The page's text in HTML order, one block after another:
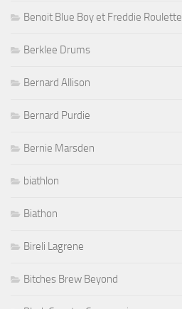
Benoit Blue Boy et Freddie Roulette
Berklee Drums
Bernard Allison
Bernard Purdie
Bernie Marsden
biathlon
Biathon
Bireli Lagrene
Bitches Brew Beyond